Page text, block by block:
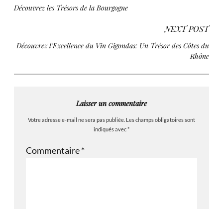
Découvrez les Trésors de la Bourgogne
NEXT POST
Découvrez l’Excellence du Vin Gigondas: Un Trésor des Côtes du
Rhône
Laisser un commentaire
Votre adresse e-mail ne sera pas publiée. Les champs obligatoires sont
indiqués avec*
Commentaire*